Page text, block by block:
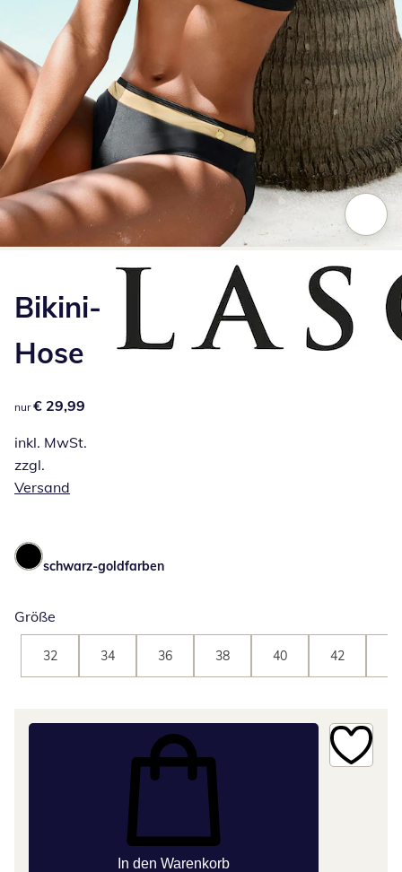
Bikini-
Hose
€ 29,99
nur € 29,99
inkl. MwSt.
zzgl.
Versand
schwarz-goldfarben
Größe
32 34 36 38 40 42
In den Warenkorb